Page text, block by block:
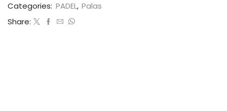
Categories: PADEL, Palas
Share: